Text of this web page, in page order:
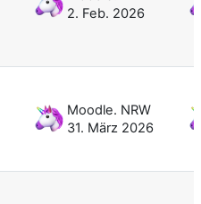
2. Feb. 2026
Moodle. NRW
31. März 2026